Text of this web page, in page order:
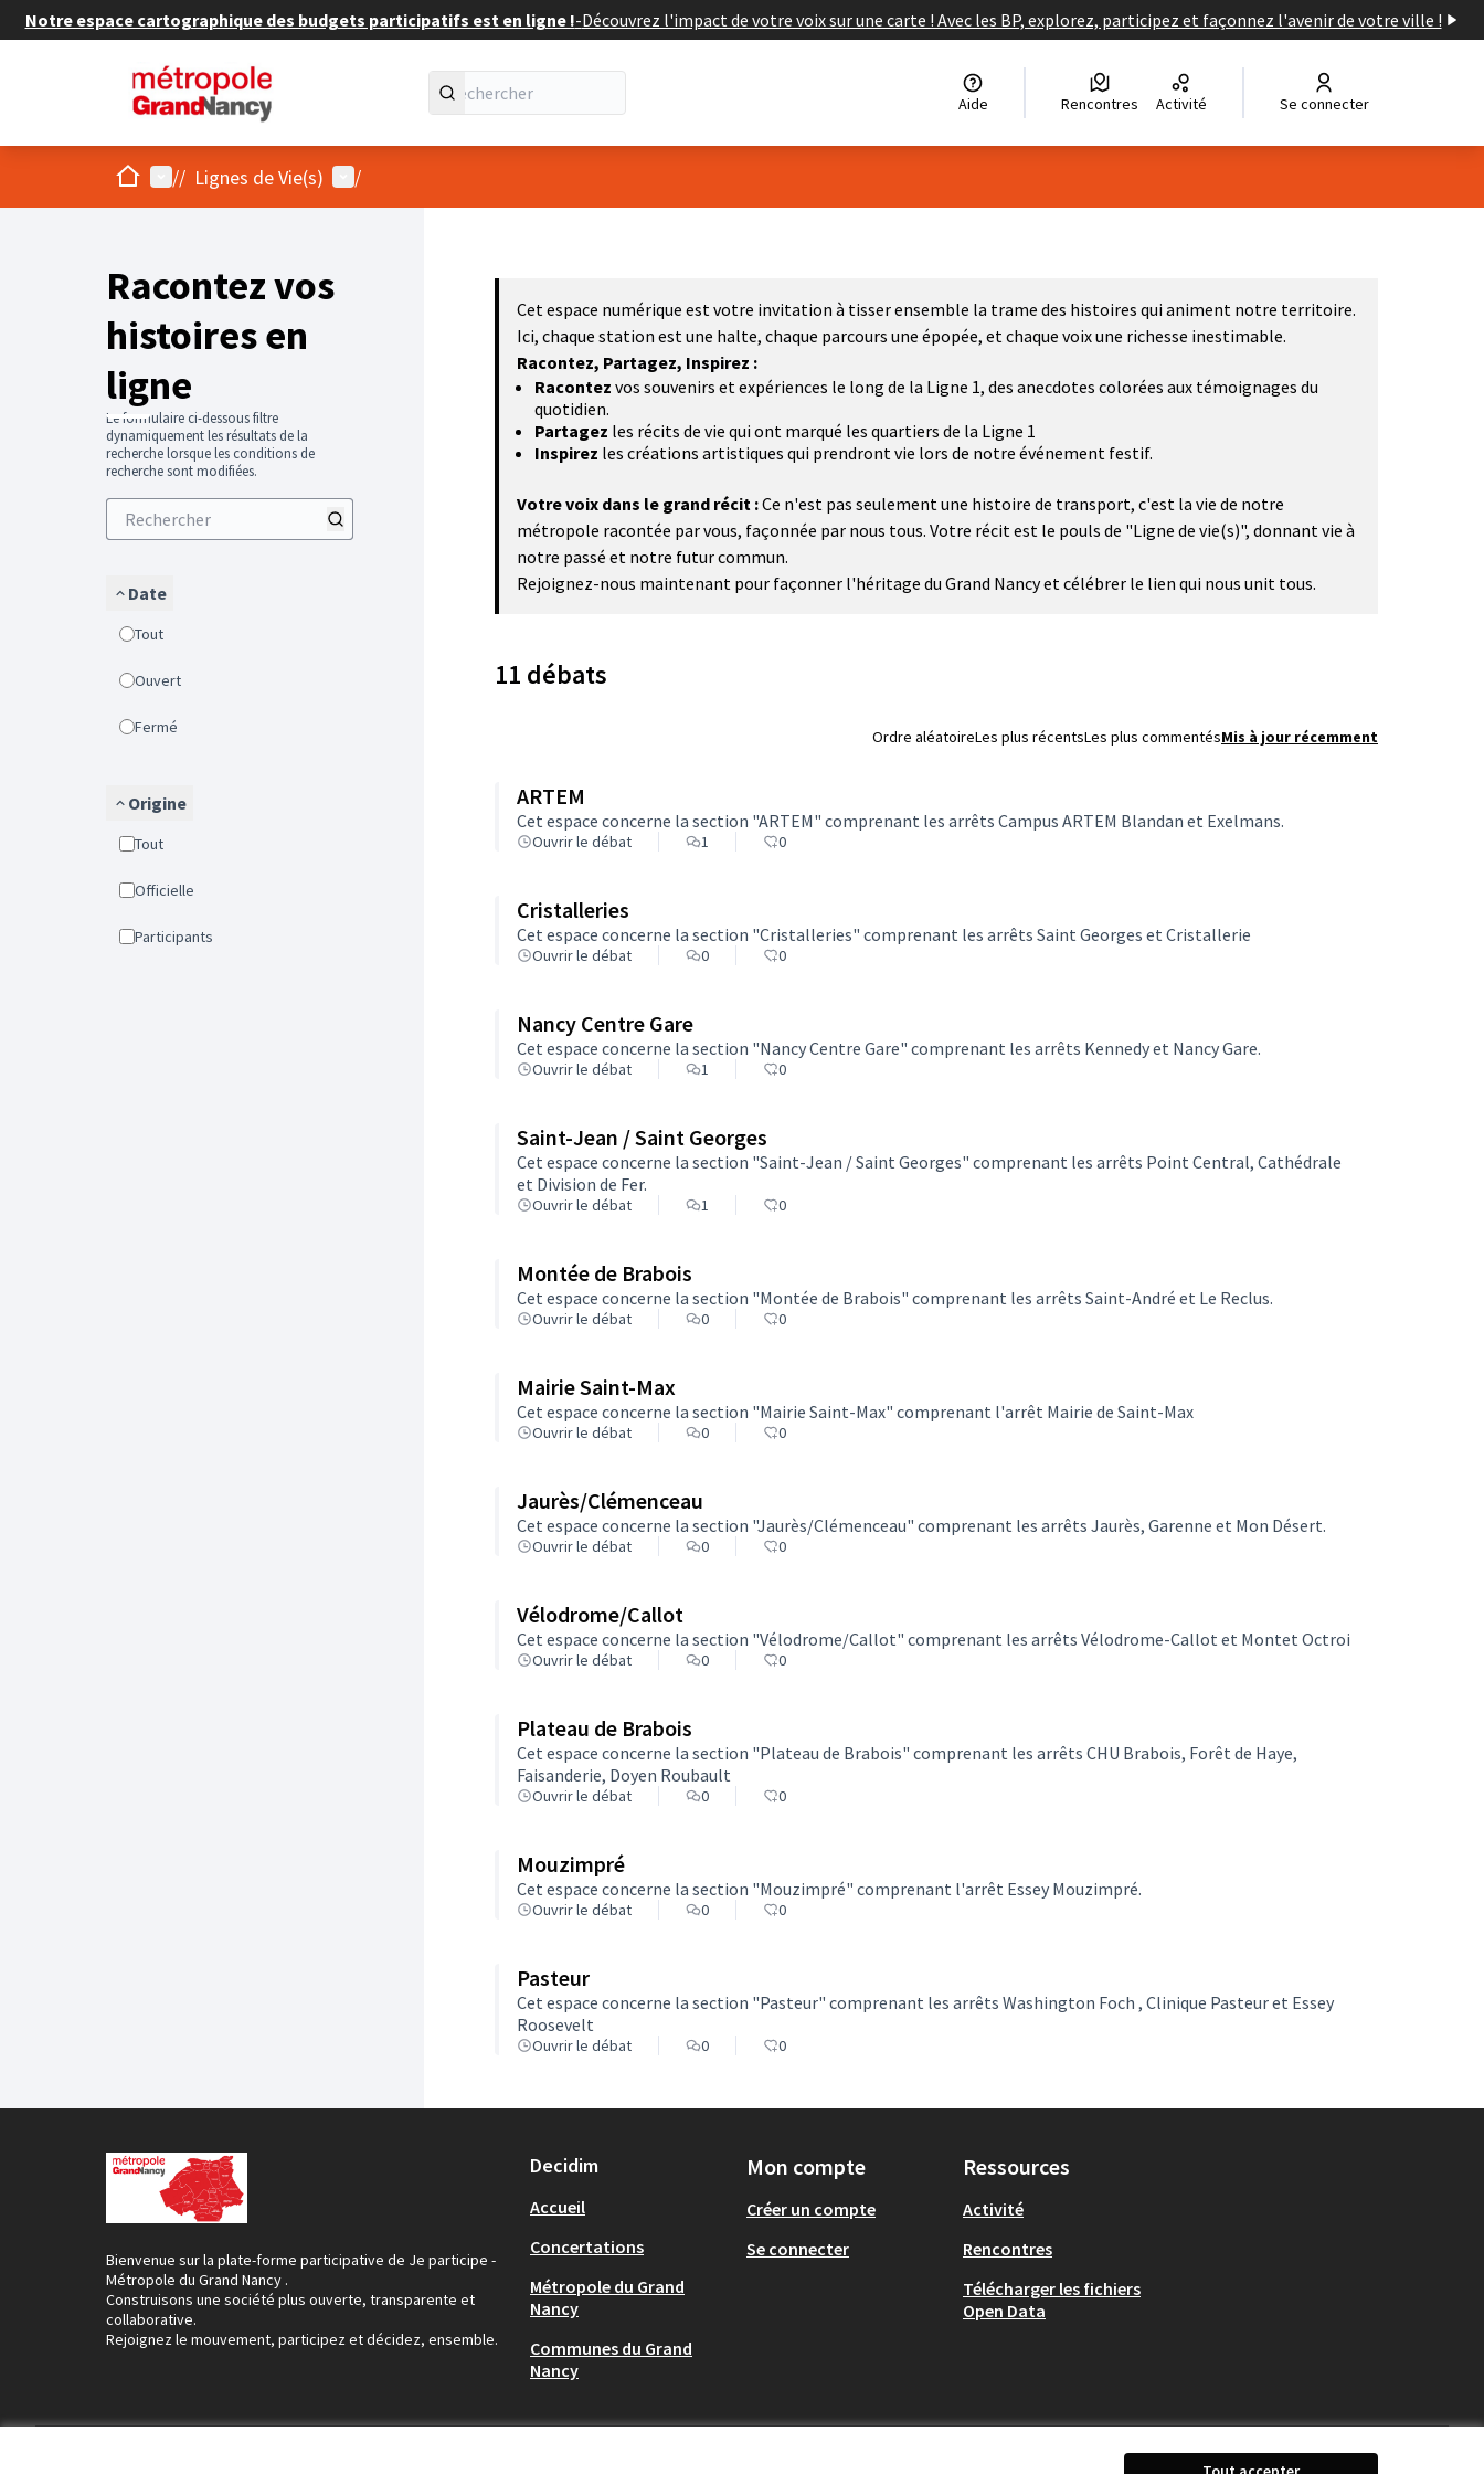
Notre espace cartographique des budgets participatifs est en ligne !-Découvrez l'impact de votre voix sur une carte ! Avec les BP, explorez, participez et façonnez l'avenir de votre ville !
Aide Rencontres Activité Se connecter
AccueilMenu principal
// Lignes de Vie(s) Menu utilisateur
/
Racontez vos
histoires en
ligne
Le formulaire ci-dessous filtre
dynamiquement les résultats de la
recherche lorsque les conditions de
recherche sont modifiées.
Date
Tout
Ouvert
Fermé
Origine
Tout
Officielle
Participants
Cet espace numérique est votre invitation à tisser ensemble la trame des histoires qui animent notre territoire.
Ici, chaque station est une halte, chaque parcours une épopée, et chaque voix une richesse inestimable.
Racontez, Partagez, Inspirez :
Racontez vos souvenirs et expériences le long de la Ligne 1, des anecdotes colorées aux témoignages du
quotidien.
Partagez les récits de vie qui ont marqué les quartiers de la Ligne 1
Inspirez les créations artistiques qui prendront vie lors de notre événement festif.
Votre voix dans le grand récit :Ce n'est pas seulement une histoire de transport, c'est la vie de notre
métropole racontée par vous, façonnée par nous tous. Votre récit est le pouls de "Ligne de vie(s)", donnant vie à
notre passé et notre futur commun.
Rejoignez-nous maintenant pour façonner l'héritage du Grand Nancy et célébrer le lien qui nous unit tous.
11 débats
Ordre aléatoireLes plus récentsLes plus commentésMis à jour récemment
ARTEM
Cet espace concerne la section "ARTEM" comprenant les arrêts Campus ARTEM Blandan et Exelmans.
Ouvrir le débat 1 0
Cristalleries
Cet espace concerne la section "Cristalleries" comprenant les arrêts Saint Georges et Cristallerie
Ouvrir le débat 0 0
Nancy Centre Gare
Cet espace concerne la section "Nancy Centre Gare" comprenant les arrêts Kennedy et Nancy Gare.
Ouvrir le débat 1 0
Saint-Jean / Saint Georges
Cet espace concerne la section "Saint-Jean / Saint Georges" comprenant les arrêts Point Central, Cathédrale
et Division de Fer.
Ouvrir le débat 1 0
Montée de Brabois
Cet espace concerne la section "Montée de Brabois" comprenant les arrêts Saint-André et Le Reclus.
Ouvrir le débat 0 0
Mairie Saint-Max
Cet espace concerne la section "Mairie Saint-Max" comprenant l'arrêt Mairie de Saint-Max
Ouvrir le débat 0 0
Jaurès/Clémenceau
Cet espace concerne la section "Jaurès/Clémenceau" comprenant les arrêts Jaurès, Garenne et Mon Désert.
Ouvrir le débat 0 0
Vélodrome/Callot
Cet espace concerne la section "Vélodrome/Callot" comprenant les arrêts Vélodrome-Callot et Montet Octroi
Ouvrir le débat 0 0
Plateau de Brabois
Cet espace concerne la section "Plateau de Brabois" comprenant les arrêts CHU Brabois, Forêt de Haye,
Faisanderie, Doyen Roubault
Ouvrir le débat 0 0
Mouzimpré
Cet espace concerne la section "Mouzimpré" comprenant l'arrêt Essey Mouzimpré.
Ouvrir le débat 0 0
Pasteur
Cet espace concerne la section "Pasteur" comprenant les arrêts Washington Foch , Clinique Pasteur et Essey
Roosevelt
Ouvrir le débat 0 0
Bienvenue sur la plate-forme participative de Je participe -
Métropole du Grand Nancy .
Construisons une société plus ouverte, transparente et
collaborative.
Rejoignez le mouvement, participez et décidez, ensemble.
Decidim
Accueil
Concertations
Métropole du Grand
Nancy
Communes du Grand
Nancy
Mon compte
Créer un compte
Se connecter
Ressources
Activité
Rencontres
Télécharger les fichiers
Open Data